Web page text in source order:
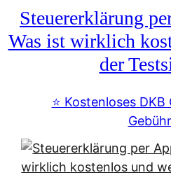
&
f
r
e
u
s
a
h
g
s
y
Steuererklärung
Was ist wirklich
der
⭐️ Kostenloses